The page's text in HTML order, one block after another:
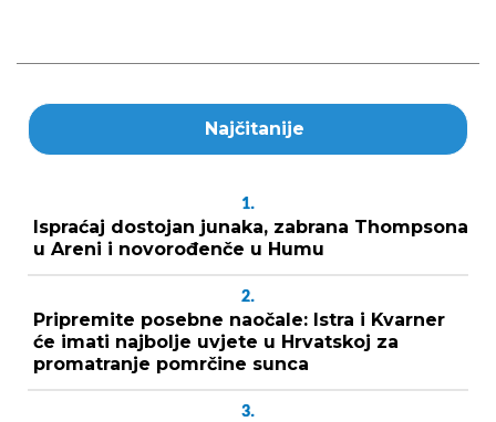
Najčitanije
1.
Ispraćaj dostojan junaka, zabrana Thompsona
u Areni i novorođenče u Humu
2.
Pripremite posebne naočale: Istra i Kvarner
će imati najbolje uvjete u Hrvatskoj za
promatranje pomrčine sunca
3.